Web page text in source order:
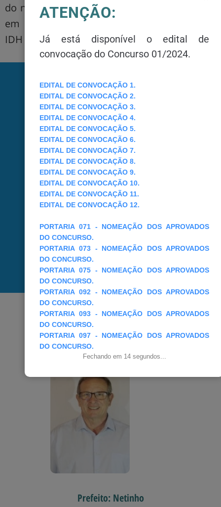
do nível do mar. Sua economia está baseada
em serviços, agronegócios e indústrias, com
IDH de 0,77(médio).
Habitantes
6.816
IBGE Careaçu
Sul de Minas Gerais
GABINETE
Prefeito: Netinho
ATENÇÃO:
Já está disponível o edital de
convocação do Concurso 01/2024.
EDITAL DE CONVOCAÇÃO 1.
EDITAL DE CONVOCAÇÃO 2.
EDITAL DE CONVOCAÇÃO 3.
EDITAL DE CONVOCAÇÃO 4.
EDITAL DE CONVOCAÇÃO 5.
EDITAL DE CONVOCAÇÃO 6.
EDITAL DE CONVOCAÇÃO 7.
EDITAL DE CONVOCAÇÃO 8.
EDITAL DE CONVOCAÇÃO 9.
EDITAL DE CONVOCAÇÃO 10.
EDITAL DE CONVOCAÇÃO 11.
EDITAL DE CONVOCAÇÃO 12.
PORTARIA 071 - NOMEAÇÃO DOS APROVADOS
DO CONCURSO.
PORTARIA 073 - NOMEAÇÃO DOS APROVADOS
DO CONCURSO.
PORTARIA 075 - NOMEAÇÃO DOS APROVADOS
DO CONCURSO.
PORTARIA 092 - NOMEAÇÃO DOS APROVADOS
DO CONCURSO.
PORTARIA 093 - NOMEAÇÃO DOS APROVADOS
DO CONCURSO.
PORTARIA 097 - NOMEAÇÃO DOS APROVADOS
DO CONCURSO.
Fechando em 12segundos...